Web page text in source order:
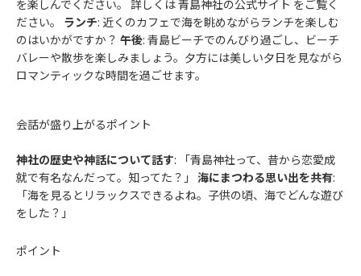
を楽しんでください。 詳しくは 青島神社の公式サイト をご覧く
ださい。 ランチ: 近くのカフェで海を眺めながらランチを楽しむ
のはいかがですか？ 午後: 青島ビーチでのんびり過ごし、ビーチ
バレーや散歩を楽しみましょう。夕方には美しい夕日を見ながら
ロマンティックな時間を過ごせます。
会話が盛り上がるポイント
神社の歴史や神話について話す: 「青島神社って、昔から恋愛成
就で有名なんだって。知ってた？」 海にまつわる思い出を共有:
「海を見るとリラックスできるよね。子供の頃、海でどんな遊び
をした？」
ポイント